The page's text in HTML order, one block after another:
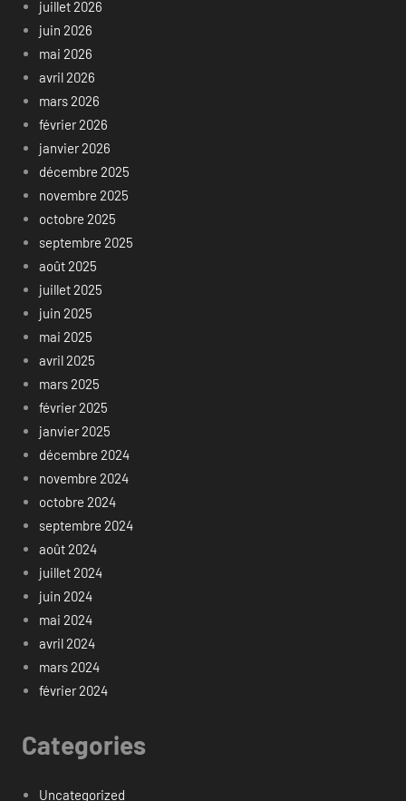
juillet 2026
juin 2026
mai 2026
avril 2026
mars 2026
février 2026
janvier 2026
décembre 2025
novembre 2025
octobre 2025
septembre 2025
août 2025
juillet 2025
juin 2025
mai 2025
avril 2025
mars 2025
février 2025
janvier 2025
décembre 2024
novembre 2024
octobre 2024
septembre 2024
août 2024
juillet 2024
juin 2024
mai 2024
avril 2024
mars 2024
février 2024
Categories
Uncategorized